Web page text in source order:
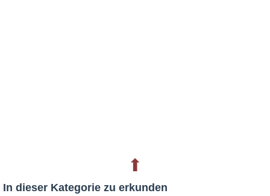
⬆
In dieser Kategorie zu erkunden